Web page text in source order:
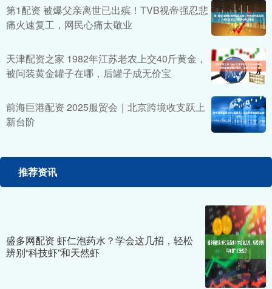
第1配资 被爆父亲离世已出殡！TVB视帝强忍悲
痛火速复工，网民心痛太敬业
天津配资之家 1982年江苏老农上交40斤黄金，
被问装黄金罐子在哪，后罐子成无价宝
前海巨港配资 2025服贸会｜北京跨境收支跃上
新台阶
推荐资讯
盛多网配资 虾仁泡药水？学会这几招，轻松
辨别“科技虾”和天然虾